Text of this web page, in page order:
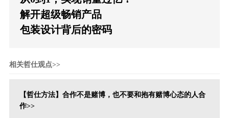
解开超级畅销产品
包装设计背后的密码
相关哲仕观点>>
【哲仕方法】合作不是赌博，也不要和抱有赌博心态的人合
作>>